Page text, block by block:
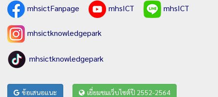
mhsictFanpage
mhsICT mhsICT
mhsictknowledgepark
mhsictknowledgepark
ข้อเสนอแนะ เยี่ยมชมเว็บไซต์ปี 2552-2564